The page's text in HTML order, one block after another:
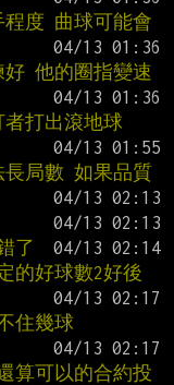
度 曲球可能會
他的圈指變速
打出滾地球
局數 如果品質
了
的好球數2好後
住幾球
算可以的合約投